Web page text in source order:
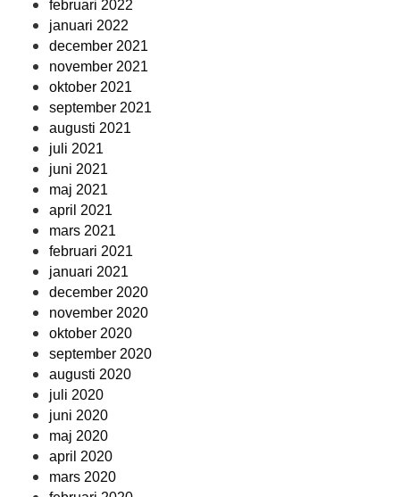
februari 2022
januari 2022
december 2021
november 2021
oktober 2021
september 2021
augusti 2021
juli 2021
juni 2021
maj 2021
april 2021
mars 2021
februari 2021
januari 2021
december 2020
november 2020
oktober 2020
september 2020
augusti 2020
juli 2020
juni 2020
maj 2020
april 2020
mars 2020